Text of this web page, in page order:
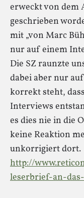
erweckt von dem
geschrieben
mit „von Marc
nur auf einem
Die SZ raunzte
dabei aber nur
korrekt steht,
Interviews
es dies nie in die
keine Reaktion
unkorrigiert dort.
http://
leserbrief-an-